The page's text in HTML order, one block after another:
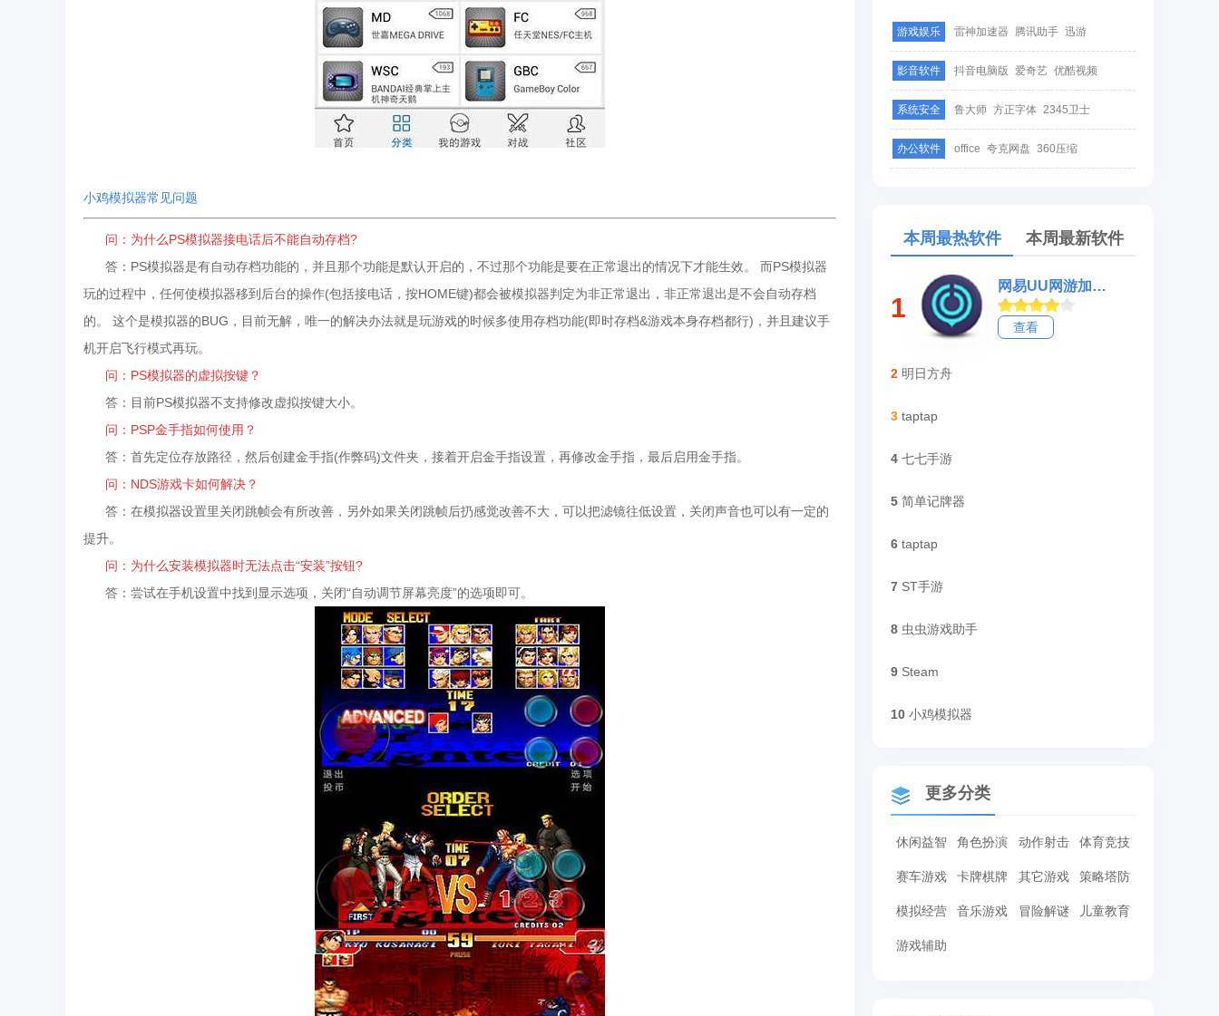
小鸡模拟器常见问题
问：为什么PS模拟器接电话后不能自动存档?
答：PS模拟器是有自动存档功能的，并且那个功能是默认开启的，不过那个功能是要在正常退出的情况下才能生效。 而PS模拟器
玩的过程中，任何使模拟器移到后台的操作(包括接电话，按HOME键)都会被模拟器判定为非正常退出，非正常退出是不会自动存档
的。 这个是模拟器的BUG，目前无解，唯一的解决办法就是玩游戏的时候多使用存档功能(即时存档&游戏本身存档都行)，并且建议手
机开启飞行模式再玩。
问：PS模拟器的虚拟按键？
答：目前PS模拟器不支持修改虚拟按键大小。
问：PSP金手指如何使用？
答：首先定位存放路径，然后创建金手指(作弊码)文件夹，接着开启金手指设置，再修改金手指，最后启用金手指。
问：NDS游戏卡如何解决？
答：在模拟器设置里关闭跳帧会有所改善，另外如果关闭跳帧后扔感觉改善不大，可以把滤镜往低设置，关闭声音也可以有一定的
提升。
问：为什么安装模拟器时无法点击“安装”按钮?
答：尝试在手机设置中找到显示选项，关闭“自动调节屏幕亮度”的选项即可。
游戏娱乐 雷神加速器 腾讯助手 迅游
影音软件 抖音电脑版 爱奇艺 优酷视频
系统安全 鲁大师 方正字体 2345卫士
办公软件 office 夸克网盘 360压缩
本周最热软件 本周最新软件
1
网易UU网游加速器
查看
2 明日方舟
3 taptap
4 七七手游
5 简单记牌器
6 taptap
7 ST手游
8 虫虫游戏助手
9 Steam
10 小鸡模拟器
更多分类
休闲益智 角色扮演 动作射击 体育竞技
赛车游戏 卡牌棋牌 其它游戏 策略塔防
模拟经营 音乐游戏 冒险解谜 儿童教育
游戏辅助